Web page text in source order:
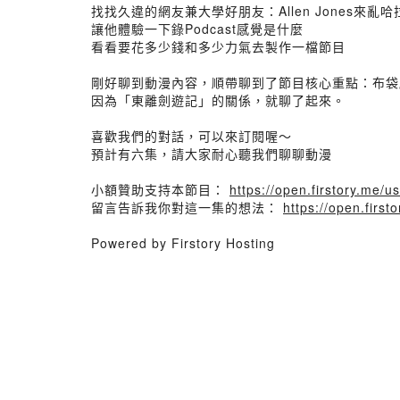
找找久違的網友兼大學好朋友：Allen Jones來亂哈
讓他體驗一下錄Podcast感覺是什麼
看看要花多少錢和多少力氣去製作一檔節目
剛好聊到動漫內容，順帶聊到了節目核心重點：布
因為「東離劍遊記」的關係，就聊了起來。
喜歡我們的對話，可以來訂閱喔～
預計有六集，請大家耐心聽我們聊聊動漫
小額贊助支持本節目： https://open.firstory.me/
留言告訴我你對這一集的想法： https://
Powered by Firstory Hosting